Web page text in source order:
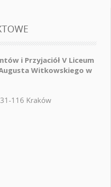
i Przyjaciół V Liceum
Witkowskiego w
116 Kraków